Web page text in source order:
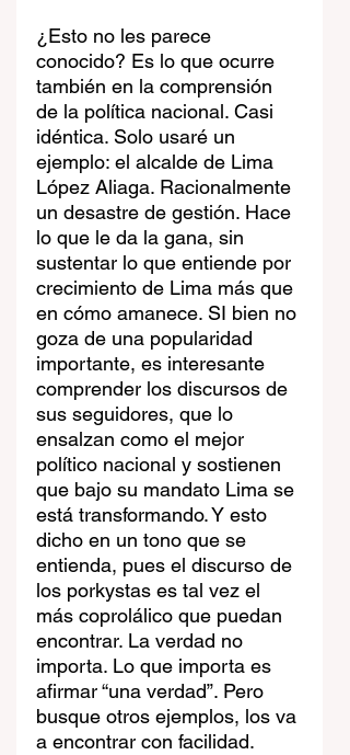
¿Esto no les parece
conocido? Es lo que ocurre
también en la comprensión
de la política nacional. Casi
idéntica. Solo usaré un
ejemplo: el alcalde de Lima
López Aliaga. Racionalmente
un desastre de gestión. Hace
lo que le da la gana, sin
sustentar lo que entiende por
crecimiento de Lima más que
en cómo amanece. SI bien no
goza de una popularidad
importante, es interesante
comprender los discursos de
sus seguidores, que lo
ensalzan como el mejor
político nacional y sostienen
que bajo su mandato Lima se
está transformando. Y esto
dicho en un tono que se
entienda, pues el discurso de
los porkystas es tal vez el
más coprolálico que puedan
encontrar. La verdad no
importa. Lo que importa es
afirmar “una verdad”. Pero
busque otros ejemplos, los va
a encontrar con facilidad.